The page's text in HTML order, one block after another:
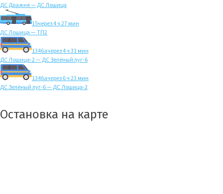
ДС Дражня — ДС Лошица
15через 4 ч 27 мин
ДС Лошица — ТП2
1346ачерез 4 ч 31 мин
ДС Лошица-2 — ДС Зелёный луг-6
1346ачерез 6 ч 23 мин
ДС Зелёный луг-6 — ДС Лошица-2
Остановка на карте